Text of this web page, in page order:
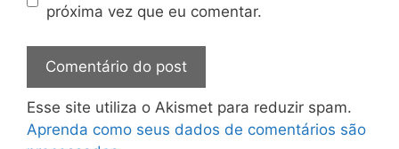
próxima vez que eu comentar.
Esse site utiliza o Akismet para reduzir spam.
Aprenda como seus dados de comentários são